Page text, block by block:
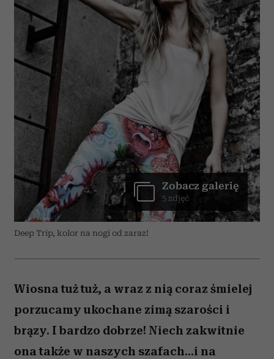
Deep Trip, kolor na nogi od zaraz!
Zobacz galerię
5 zdjęć
Wiosna tuż tuż, a wraz z nią coraz śmielej
porzucamy ukochane zimą szarości i
brązy. I bardzo dobrze! Niech zakwitnie
ona także w naszych szafach...i na